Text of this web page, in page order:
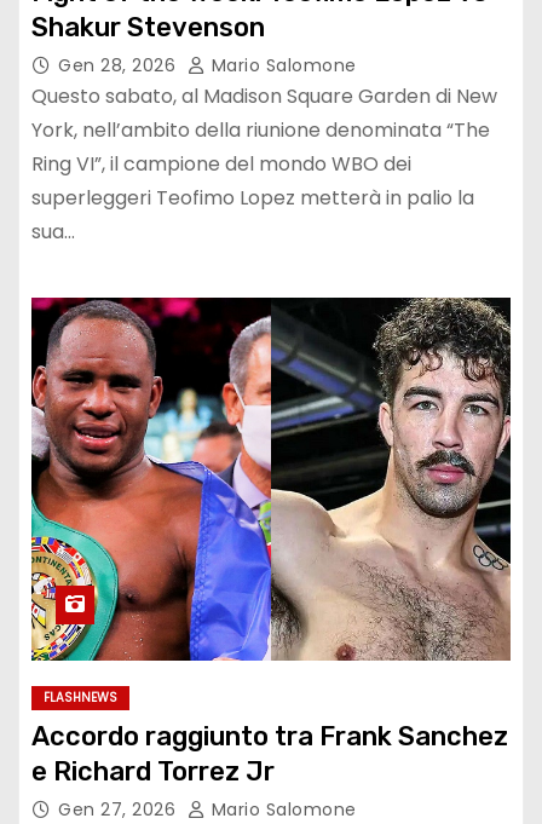
Shakur Stevenson
Gen 28, 2026 Mario Salomone
Questo sabato, al Madison Square Garden di New
York, nell’ambito della riunione denominata “The
Ring VI”, il campione del mondo WBO dei
superleggeri Teofimo Lopez metterà in palio la
sua…
FLASHNEWS
Accordo raggiunto tra Frank Sanchez
e Richard Torrez Jr
Gen 27, 2026 Mario Salomone